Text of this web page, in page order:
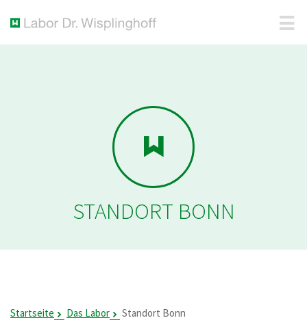
STANDORT BONN
Startseite Das Labor Standort Bonn